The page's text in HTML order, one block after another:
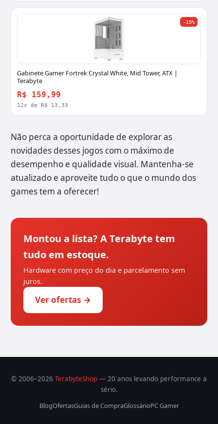
-15%
Gabinete Gamer Fortrek Crystal White, Mid Tower, ATX |
Terabyte
R$ 159,99
12x de R$ 13,33
Não perca a oportunidade de explorar as
novidades desses jogos com o máximo de
desempenho e qualidade visual. Mantenha-se
atualizado e aproveite tudo o que o mundo dos
games tem a oferecer!
Montou a lista? A Terabyte tem
tudo em estoque.
Hardware com preço do dia e parcelamento sem
juros.
Ver ofertas →
© 2006–2026 TerabyteShop — 20 anos levando performance a
sério.
BlogOfertasGuias de CompraGlossárioPC Gamer